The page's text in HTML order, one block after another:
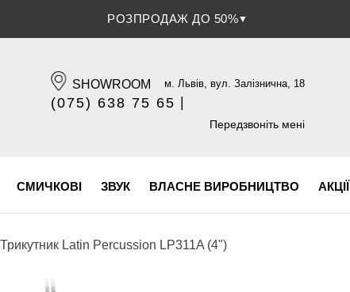
РОЗПРОДАЖ ДО 50%▼
SHOWROOM м. Львів, вул. Залізнична, 18
(075) 638 75 65
(096) 609 84 32
Передзвоніть мені
СМИЧКОВІ ЗВУК ВЛАСНЕ ВИРОБНИЦТВО АКЦІЇ
Трикутник Latin Percussion LP311A (4")